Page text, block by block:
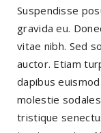
Suspendisse
gravida eu.
vitae nibh. Sed
auctor. Etiam
dapibus
molestie
tristique